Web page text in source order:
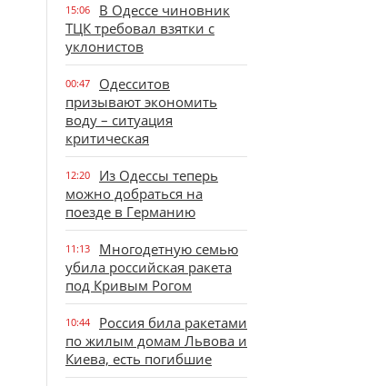
15:06
В Одессе чиновник
ТЦК требовал взятки с
уклонистов
00:47
Одесситов
призывают экономить
воду – ситуация
критическая
12:20
Из Одессы теперь
можно добраться на
поезде в Германию
11:13
Многодетную семью
убила российская ракета
под Кривым Рогом
10:44
Россия била ракетами
по жилым домам Львова и
Киева, есть погибшие